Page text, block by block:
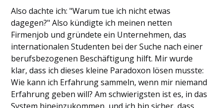
Also dachte ich: "Warum tue ich nicht etwas
dagegen?" Also kündigte ich meinen netten
Firmenjob und gründete ein Unternehmen, das
internationalen Studenten bei der Suche nach einer
berufsbezogenen Beschäftigung hilft. Mir wurde
klar, dass ich dieses kleine Paradoxon lösen musste:
Wie kann ich Erfahrung sammeln, wenn mir niemand
Erfahrung geben will? Am schwierigsten ist es, in das